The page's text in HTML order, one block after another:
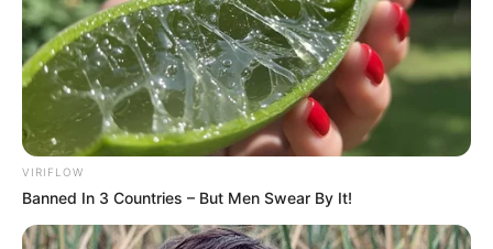
FAQ
Siapa Tami Aulia?
Dia adalah penyanyi, penulis lagu kelahiran Praya, Lombok
Tengah, NTB.
Siapa nama asli Tami Aulia?
Nama aslinya adalah Aulia Pramesti Rizki Utami.
Apa yang membuat Tami Auliamenjadi terkenal?
VIRIFLOW
Banned In 3 Countries – But Men Swear By It!